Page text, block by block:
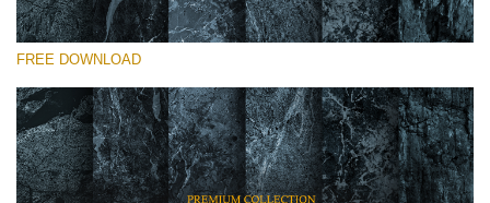
Por favor seleccione
Small 800*533px
Olden Stone
(30 Textures)
FREE DOWNLOAD